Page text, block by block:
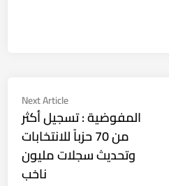
Next Article
Next
المفوضية : تسجيل أكثر
من 70 حزباً للانتخابات
وتحديث سجلات مليون
ناخب